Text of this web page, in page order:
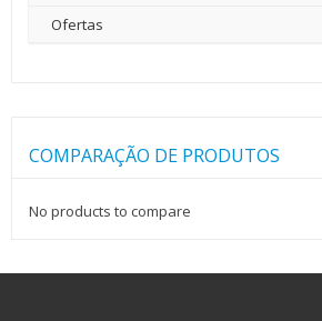
Ofertas
COMPARAÇÃO DE PRODUTOS
No products to compare